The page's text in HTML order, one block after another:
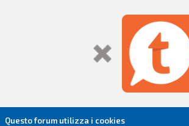
Questo forum utilizza i cookies